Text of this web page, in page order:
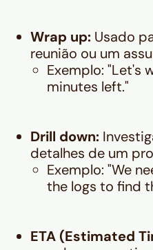
Wrap up: Usado
reunião ou um
Exemplo: "Let's
minutes left."
Drill down:
detalhes de um
Exemplo: "We
the logs to find
ETA (Estimated